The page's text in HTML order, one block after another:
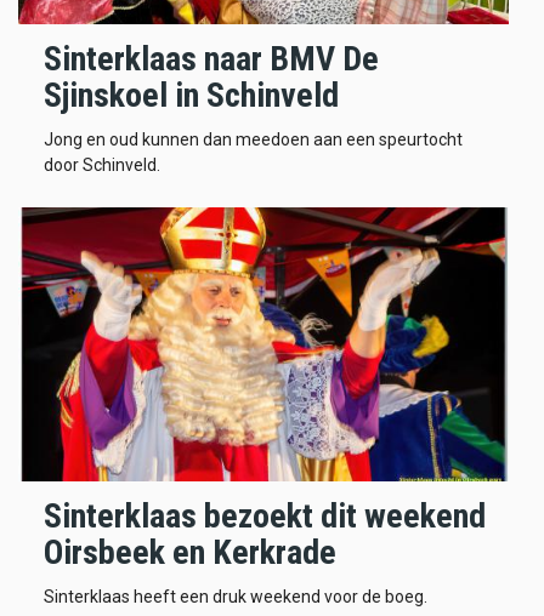
Sinterklaas naar BMV De
Sjinskoel in Schinveld
Jong en oud kunnen dan meedoen aan een speurtocht
door Schinveld.
Sinterklaas bezoekt dit weekend
Oirsbeek en Kerkrade
Sinterklaas heeft een druk weekend voor de boeg.